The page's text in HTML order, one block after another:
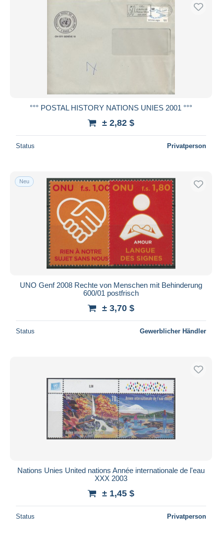
°°° POSTAL HISTORY NATIONS UNIES 2001 °°°
± 2,82 $
Status Privatperson
Neu
UNO Genf 2008 Rechte von Menschen mit Behinderung
600/01 postfrisch
± 3,70 $
Status Gewerblicher Händler
Nations Unies United nations Année internationale de l'eau
XXX 2003
± 1,45 $
Status Privatperson